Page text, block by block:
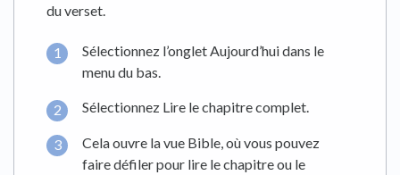
du verset.
Sélectionnez l’onglet Aujourd’hui dans le
menu du bas.
Sélectionnez Lire le chapitre complet.
Cela ouvre la vue Bible, où vous pouvez
faire défiler pour lire le chapitre ou le